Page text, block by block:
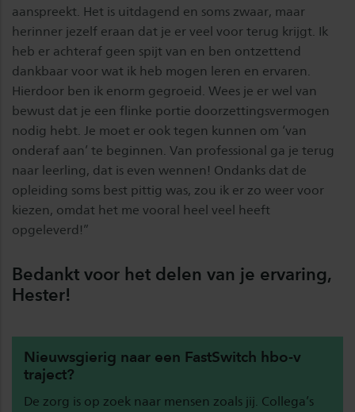
aanspreekt. Het is uitdagend en soms zwaar, maar
herinner jezelf eraan dat je er veel voor terug krijgt. Ik
heb er achteraf geen spijt van en ben ontzettend
dankbaar voor wat ik heb mogen leren en ervaren.
Hierdoor ben ik enorm gegroeid. Wees je er wel van
bewust dat je een flinke portie doorzettingsvermogen
nodig hebt. Je moet er ook tegen kunnen om ‘van
onderaf aan’ te beginnen. Van professional ga je terug
naar leerling, dat is even wennen! Ondanks dat de
opleiding soms best pittig was, zou ik er zo weer voor
kiezen, omdat het me vooral heel veel heeft
opgeleverd!”
Bedankt voor het delen van je ervaring,
Hester!
Nieuwsgierig naar een FastSwitch hbo-v
traject?
De zorg is op zoek naar mensen zoals jij. Collega’s